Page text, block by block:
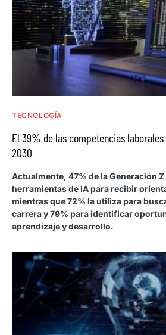
TECNOLOGÍA
El 39% de las competencias
2030
Actualmente, 47% de la Generación
herramientas de IA para recibir
mientras que 72% la utiliza para
carrera y 79% para identificar
aprendizaje y desarrollo.